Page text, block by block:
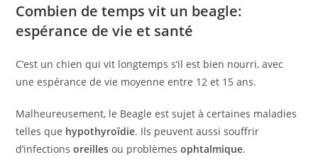
Combien de temps vit un beagle:
espérance de vie et santé
C’est un chien qui vit longtemps s’il est bien nourri, avec
une espérance de vie moyenne entre 12 et 15 ans.
Malheureusement, le Beagle est sujet à certaines maladies
telles que hypothyroïdie. Ils peuvent aussi souffrir
d’infectionsoreilles ou problèmesophtalmique.